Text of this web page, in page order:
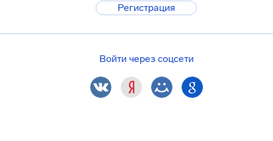
Регистрация
Войти через соцсети